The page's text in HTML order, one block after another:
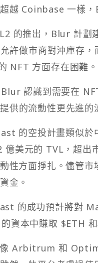
越 Coinbase 一樣
的推出，Blur 計劃
許做市商對沖庫存
NFT 方面存在困難。
認識到需要在
供的流動性更先進的
的空投計畫類似於
億美元的 TVL，超出
性方面掙扎。儘管
金。
的成功預計將對
資本中賺取 $ETH 和
Arbitrum 和